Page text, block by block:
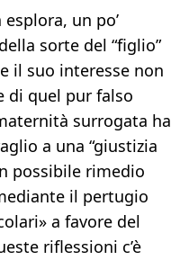
un po’
sorte del “figlio”
il suo interesse non
di quel pur falso
surrogata ha
a una “giustizia
possibile rimedio
il pertugio
a favore del
riflessioni c’è